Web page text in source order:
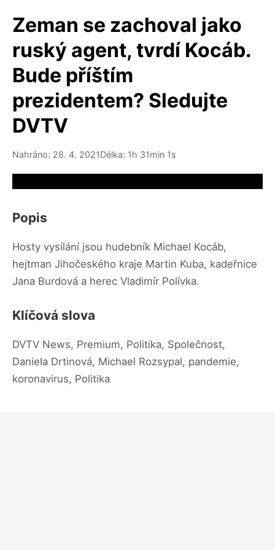
Zeman se zachoval jako
ruský agent, tvrdí Kocáb.
Bude příštím
prezidentem? Sledujte
DVTV
Nahráno: 28. 4. 2021Délka: 1h 31min 1s
Popis
Hosty vysílání jsou hudebník Michael Kocáb,
hejtman Jihočeského kraje Martin Kuba, kadeřnice
Jana Burdová a herec Vladimír Polívka.
Klíčová slova
DVTV News, Premium, Politika, Společnost,
Daniela Drtinová, Michael Rozsypal, pandemie,
koronavirus, Politika